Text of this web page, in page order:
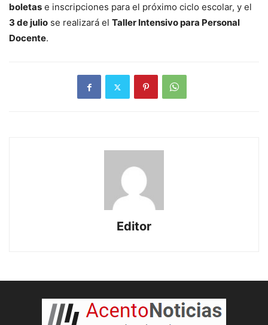
boletas e inscripciones para el próximo ciclo escolar, y el
3 de julio se realizará el Taller Intensivo para Personal
Docente.
Editor